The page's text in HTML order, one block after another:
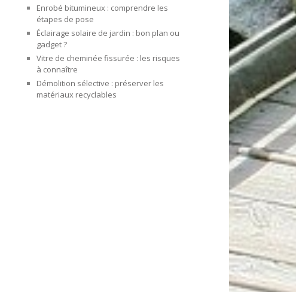
Enrobé bitumineux : comprendre les
étapes de pose
Éclairage solaire de jardin : bon plan ou
gadget ?
Vitre de cheminée fissurée : les risques
à connaître
Démolition sélective : préserver les
matériaux recyclables